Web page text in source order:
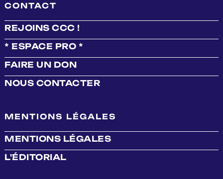
CONTACT
REJOINS CCC !
* ESPACE PRO *
FAIRE UN DON
NOUS CONTACTER
MENTIONS LÉGALES
MENTIONS LÉGALES
L'ÉDITORIAL